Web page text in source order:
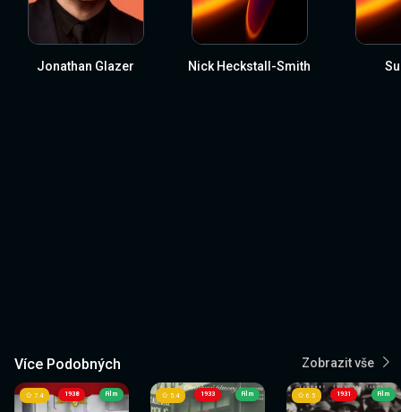
Jonathan Glazer Nick Heckstall-Smith
Více Podobných Zobrazit vše
1938
7.4 Film 1933
5.4 Film 1931
6.5 Film